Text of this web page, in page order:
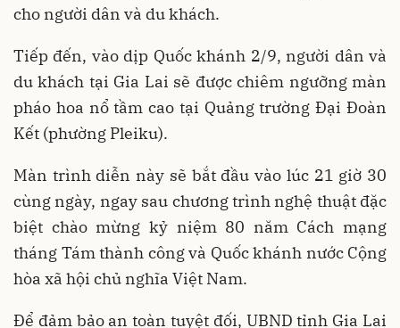
cho người dân và du khách.
Tiếp đến, vào dịp Quốc khánh 2/9, người dân và
du khách tại Gia Lai sẽ được chiêm ngưỡng màn
pháo hoa nổ tầm cao tại Quảng trường Đại Đoàn
Kết (phường Pleiku).
Màn trình diễn này sẽ bắt đầu vào lúc 21 giờ 30
cùng ngày, ngay sau chương trình nghệ thuật đặc
biệt chào mừng kỷ niệm 80 năm Cách mạng
tháng Tám thành công và Quốc khánh nước Cộng
hòa xã hội chủ nghĩa Việt Nam.
Để đảm bảo an toàn tuyệt đối, UBND tỉnh Gia Lai